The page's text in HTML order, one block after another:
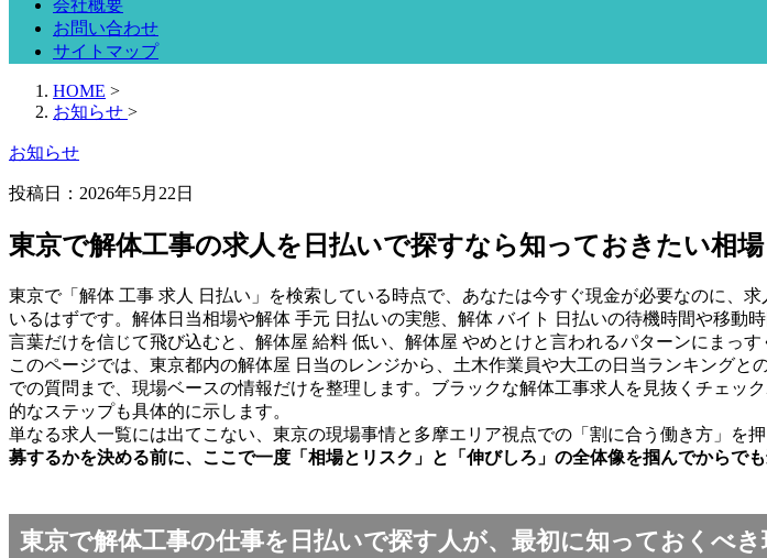
会社概要
お問い合わせ
サイトマップ
HOME >
お知らせ >
お知らせ
投稿日： 2026年5月22日
東京で解体工事の求人を日払いで探すなら知っておきたい相
東京で「解体 工事 求人 日払い」を検索している時点で、あなたは今すぐ現金が必要なのに、
いるはずです。解体日当相場や解体 手元 日払いの実態、解体 バイト 日払いの待機時間や移
言葉だけを信じて飛び込むと、解体屋 給料 低い、解体屋 やめとけと言われるパターンにまっす
このページでは、東京都内の解体屋 日当のレンジから、土木作業員や大工の日当ランキング
での質問まで、現場ベースの情報だけを整理します。ブラックな解体工事求人を見抜くチェッ
的なステップも具体的に示します。
単なる求人一覧には出てこない、東京の現場事情と多摩エリア視点での「割に合う働き方」を
募するかを決める前に、ここで一度「相場とリスク」と「伸びしろ」の全体像を掴んでからでも
東京で解体工事の仕事を日払いで探す人が、最初に知っておくべき